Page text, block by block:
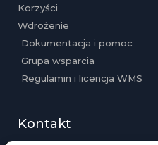
Korzyści
Wdrożenie
Dokumentacja i pomoc
Grupa wsparcia
Regulamin i licencja WMS
Kontakt